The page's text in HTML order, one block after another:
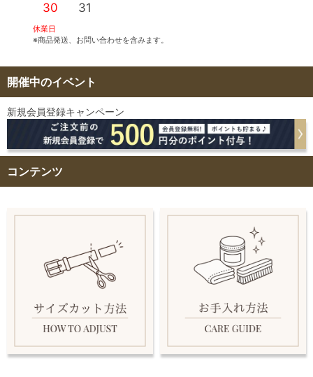
30 31
休業日
※商品発送、お問い合わせを含みます。
開催中のイベント
新規会員登録キャンペーン
コンテンツ